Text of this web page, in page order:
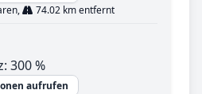
74.02 km entfernt
300 %
aufrufen